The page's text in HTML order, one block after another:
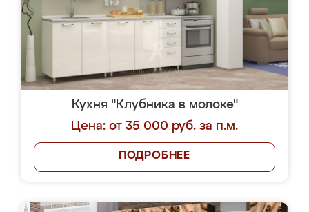
Кухня "Клубника в молоке"
Цена: от 35 000 руб. за п.м.
ПОДРОБНЕЕ